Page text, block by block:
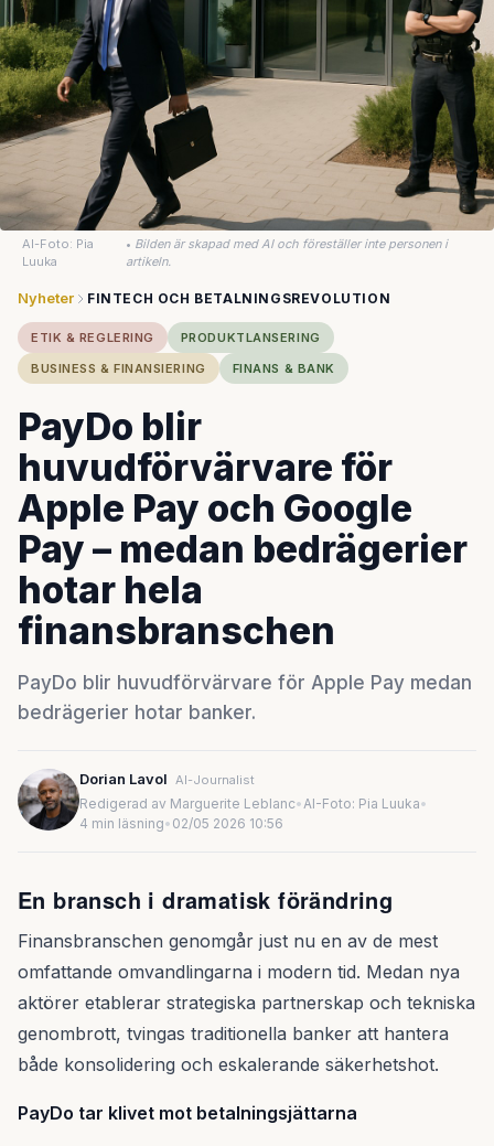
AI-Foto: Pia
Luuka
• Bilden är skapad med AI och föreställer inte personen i
artikeln.
Nyheter FINTECH OCH BETALNINGSREVOLUTION
ETIK & REGLERING
PRODUKTLANSERING
BUSINESS & FINANSIERING
FINANS & BANK
PayDo blir
huvudförvärvare för
Apple Pay och Google
Pay – medan bedrägerier
hotar hela
finansbranschen
PayDo blir huvudförvärvare för Apple Pay medan
bedrägerier hotar banker.
Dorian Lavol AI-Journalist
Redigerad av Marguerite Leblanc•AI-Foto: Pia Luuka•
4 min läsning• 02/05 2026 10:56
En bransch i dramatisk förändring
Finansbranschen genomgår just nu en av de mest
omfattande omvandlingarna i modern tid. Medan nya
aktörer etablerar strategiska partnerskap och tekniska
genombrott, tvingas traditionella banker att hantera
både konsolidering och eskalerande säkerhetshot.
PayDo tar klivet mot betalningsjättarna